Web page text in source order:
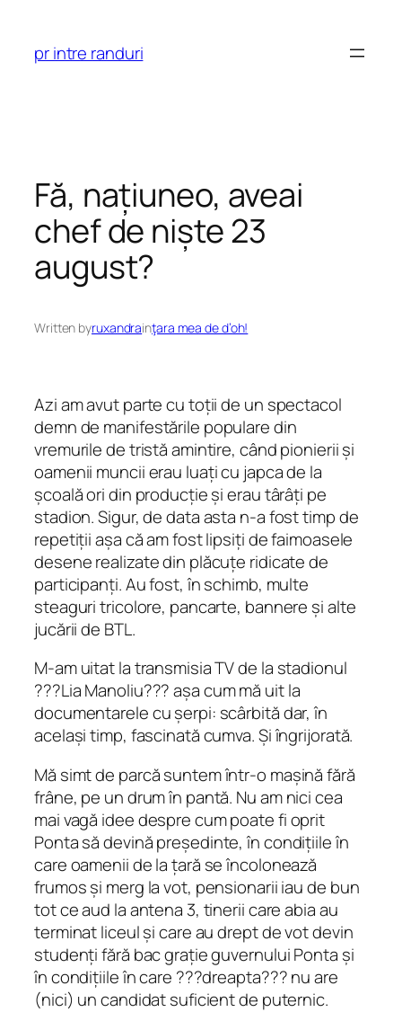
content
pr intre randuri
Fă, națiuneo, aveai
chef de niște 23
august?
Written byruxandrainţara mea de d’oh!
Azi am avut parte cu toții de un spectacol
demn de manifestările populare din
vremurile de tristă amintire, când pionierii și
oamenii muncii erau luați cu japca de la
școală ori din producție și erau târâți pe
stadion. Sigur, de data asta n-a fost timp de
repetiții așa că am fost lipsiți de faimoasele
desene realizate din plăcuțe ridicate de
participanți. Au fost, în schimb, multe
steaguri tricolore, pancarte, bannere și alte
jucării de BTL.
M-am uitat la transmisia TV de la stadionul
???Lia Manoliu??? așa cum mă uit la
documentarele cu șerpi: scârbită dar, în
același timp, fascinată cumva. Și îngrijorată.
Mă simt de parcă suntem într-o mașină fără
frâne, pe un drum în pantă. Nu am nici cea
mai vagă idee despre cum poate fi oprit
Ponta să devină președinte, în condițiile în
care oamenii de la țară se încolonează
frumos și merg la vot, pensionarii iau de bun
tot ce aud la antena 3, tinerii care abia au
terminat liceul și care au drept de vot devin
studenți fără bac grație guvernului Ponta și
în condițiile în care ???dreapta??? nu are
(nici) un candidat suficient de puternic.